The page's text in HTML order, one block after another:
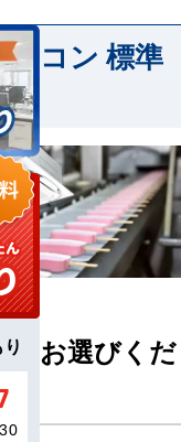
アコン 標準
。お選びくだ